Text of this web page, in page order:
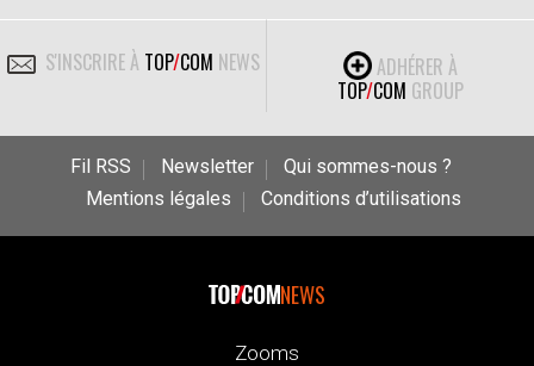
S'INSCRIRE À TOP/COM NEWS
ADHÉRER À
TOP/COM GROUP
Fil RSS Newsletter
Qui sommes-nous ?
Mentions légales
Conditions d’utilisations
NEWS
Zooms